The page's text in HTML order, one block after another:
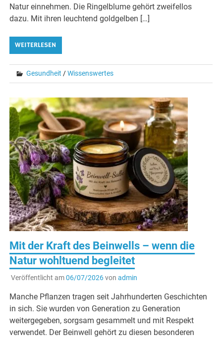
Natur einnehmen. Die Ringelblume gehört zweifellos
dazu. Mit ihren leuchtend goldgelben […]
WEITERLESEN
Gesundheit /Wissenswertes
Mit der Kraft des Beinwells – wenn die
Natur wohltuend begleitet
Veröffentlicht am06/07/2026von admin
Manche Pflanzen tragen seit Jahrhunderten Geschichten
in sich. Sie wurden von Generation zu Generation
weitergegeben, sorgsam gesammelt und mit Respekt
verwendet. Der Beinwell gehört zu diesen besonderen